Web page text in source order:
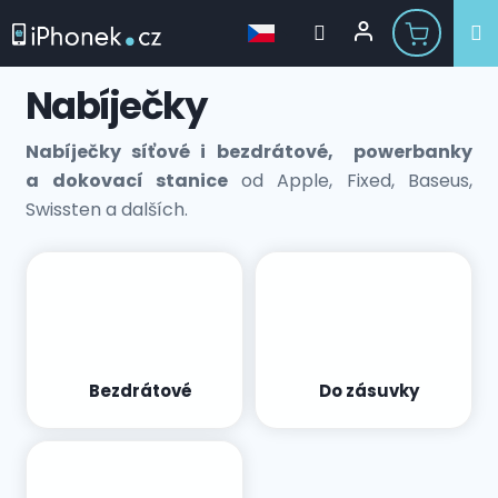
obsahNabíječky
Nabíječky síťové i bezdrátové, powerbanky
a dokovací stanice od Apple, Fixed, Baseus,
Swissten a dalších.
Bezdrátové Do zásuvky